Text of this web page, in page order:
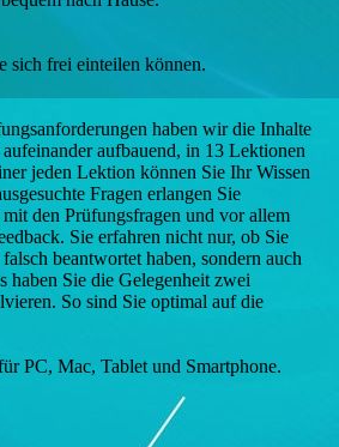
sich frei einteilen können.
haben wir die Inhalte
aufbauend, in 13 Lektionen
jeden Lektion können Sie Ihr Wissen
Fragen erlangen Sie
den Prüfungsfragen und vor allem
Sie erfahren nicht nur, ob Sie
beantwortet haben, sondern auch
haben Sie die Gelegenheit zwei
So sind Sie optimal auf die
PC, Mac, Tablet und Smartphone.